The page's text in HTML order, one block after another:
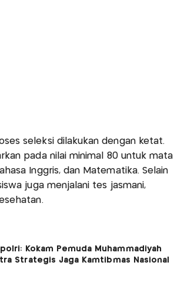
seleksi dilakukan dengan ketat.
pada nilai minimal 80 untuk mata
Inggris, dan Matematika. Selain
juga menjalani tes jasmani,
Kokam Pemuda Muhammadiyah
Strategis Jaga Kamtibmas Nasional